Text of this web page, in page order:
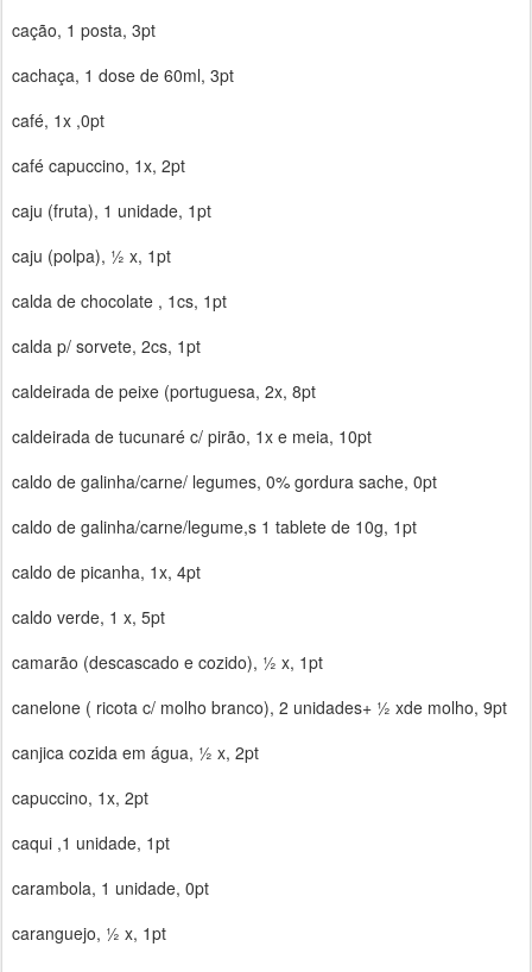
cação, 1 posta, 3pt
cachaça, 1 dose de 60ml, 3pt
café, 1x ,0pt
café capuccino, 1x, 2pt
caju (fruta), 1 unidade, 1pt
caju (polpa), ½ x, 1pt
calda de chocolate , 1cs, 1pt
calda p/ sorvete, 2cs, 1pt
caldeirada de peixe (portuguesa, 2x, 8pt
caldeirada de tucunaré c/ pirão, 1x e meia, 10pt
caldo de galinha/carne/ legumes, 0% gordura sache, 0pt
caldo de galinha/carne/legume,s 1 tablete de 10g, 1pt
caldo de picanha, 1x, 4pt
caldo verde, 1 x, 5pt
camarão (descascado e cozido), ½ x, 1pt
canelone ( ricota c/ molho branco), 2 unidades+ ½ xde molho, 9pt
canjica cozida em água, ½ x, 2pt
capuccino, 1x, 2pt
caqui ,1 unidade, 1pt
carambola, 1 unidade, 0pt
caranguejo, ½ x, 1pt